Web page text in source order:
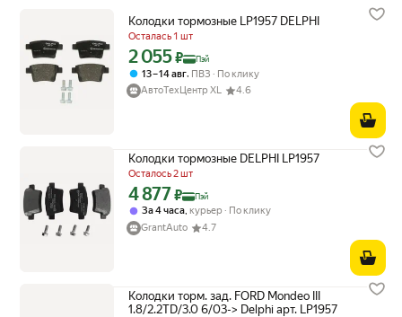
Колодки тормозные LP1957 DELPHI
Осталась 1 шт
Цена с картой Яндекс Пэй 2055 ₽ вместо
2 055₽ Пэй
13 – 14 авг, ПВЗ
По клику
АвтоТехЦентр XL
4.6
Колодки тормозные DELPHI LP1957
Осталось 2 шт
Цена с картой Яндекс Пэй 4877 ₽ вместо
4 877₽ Пэй
За 4 часа, курьер
По клику
GrantAuto
4.7
Колодки торм. зад. FORD Mondeo III
1.8/2.2TD/3.0 6/03-> Delphi арт. LP1957